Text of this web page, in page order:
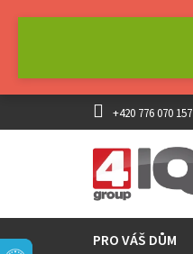
+420 776 070 157
PRO VÁŠ DŮM